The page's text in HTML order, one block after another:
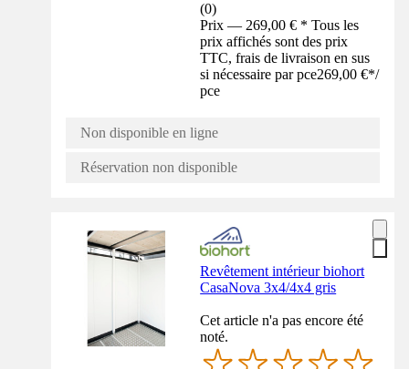
(0)
Prix — 269,00 € * Tous les
prix affichés sont des prix
TTC, frais de livraison en sus
si nécessaire par pce269,00 €*/
pce
Non disponible en ligne
Réservation non disponible
Revêtement intérieur biohort
CasaNova 3x4/4x4 gris
Cet article n'a pas encore été
noté.